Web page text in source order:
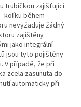
trubičkou zajišťující
kolíku během
nevyžaduje žádný
zajištěny
jako integrální
jsou tyto pojištěny
V případě, že při
zcela zasunuta do
automaticky při